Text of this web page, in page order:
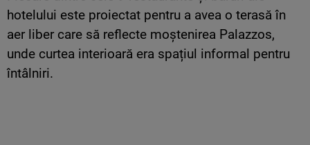
hotelului este proiectat pentru a avea o terasă în
aer liber care să reflecte moștenirea Palazzos,
unde curtea interioară era spațiul informal pentru
întâlniri.